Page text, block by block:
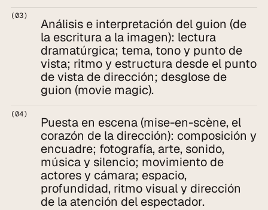
(03)
Análisis e interpretación del guion (de
la escritura a la imagen): lectura
dramatúrgica; tema, tono y punto de
vista; ritmo y estructura desde el punto
de vista de dirección; desglose de
guion (movie magic).
(04)
Puesta en escena (mise-en-scène, el
corazón de la dirección): composición y
encuadre; fotografía, arte, sonido,
música y silencio; movimiento de
actores y cámara; espacio,
profundidad, ritmo visual y dirección
de la atención del espectador.